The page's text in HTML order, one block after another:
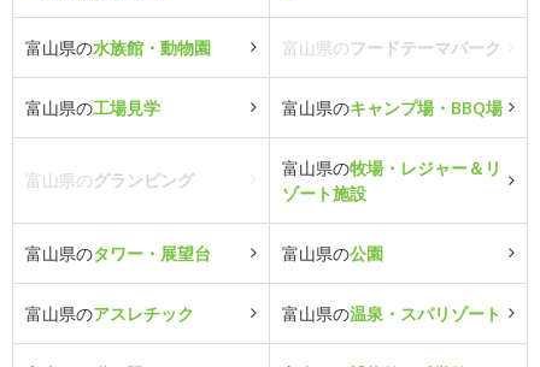
富山県の水族館・動物園 富山県のフードテーマパーク
富山県の工場見学 富山県のキャンプ場・BBQ場
富山県のグランピング
富山県の牧場・レジャー＆リ
ゾート施設
富山県のタワー・展望台 富山県の公園
富山県のアスレチック 富山県の温泉・スパリゾート